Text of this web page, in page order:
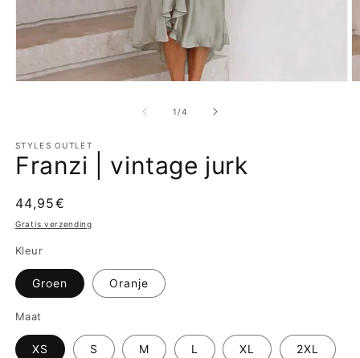
1 /van
4
STYLES OUTLET
Franzi | vintage jurk
Normale
prijs
44,95€
Gratis verzending
Kleur
Groen Oranje
Maat
XS S M L XL 2XL